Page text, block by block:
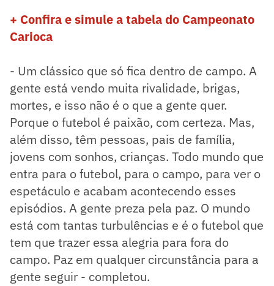
+ Confira e simule a tabela do Campeonato
Carioca
- Um clássico que só fica dentro de campo. A
gente está vendo muita rivalidade, brigas,
mortes, e isso não é o que a gente quer.
Porque o futebol é paixão, com certeza. Mas,
além disso, têm pessoas, pais de família,
jovens com sonhos, crianças. Todo mundo que
entra para o futebol, para o campo, para ver o
espetáculo e acabam acontecendo esses
episódios. A gente preza pela paz. O mundo
está com tantas turbulências e é o futebol que
tem que trazer essa alegria para fora do
campo. Paz em qualquer circunstância para a
gente seguir - completou.